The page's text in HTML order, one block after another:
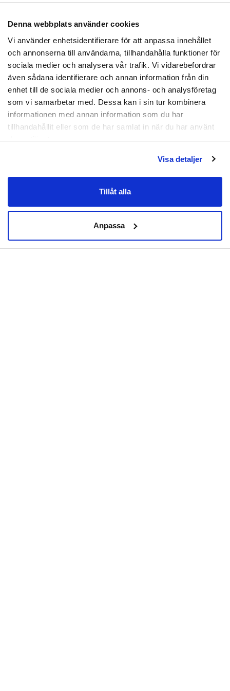
Denna webbplats använder cookies
Vi använder enhetsidentifierare för att anpassa innehållet
och annonserna till användarna, tillhandahålla funktioner för
sociala medier och analysera vår trafik. Vi vidarebefordrar
även sådana identifierare och annan information från din
enhet till de sociala medier och annons- och analysföretag
som vi samarbetar med. Dessa kan i sin tur kombinera
informationen med annan information som du har
tillhandahållit eller som de har samlat in när du har använt
deras tjänster.
Visa detaljer
Tillåt alla
Anpassa
skydda tårna mot stötar. Tåstödet lindrar smärta
från hallux valgus, hammartå och vid stukad tå och
håller tån stabilt på plats.
Material:Skumgummi, tyg, aluminium.
Artikelnummer: JZD-0011
Prenumerera
Genom att registrera dig godkänner du
att ta emot e-postmarknadsföring från oss.
Nej tack